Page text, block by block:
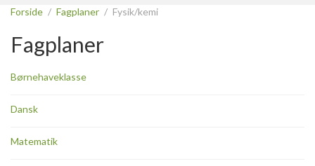
Forside Fagplaner Fysik/kemi
Fagplaner
Børnehaveklasse
Dansk
Matematik